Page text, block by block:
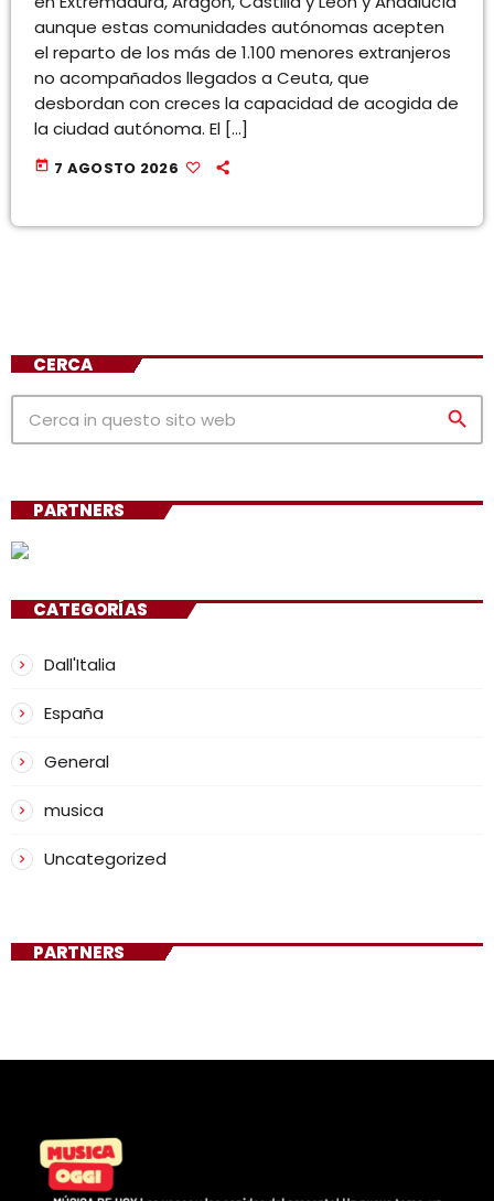
aunque estas comunidades autónomas acepten
el reparto de los más de 1.100 menores extranjeros
no acompañados llegados a Ceuta, que
desbordan con creces la capacidad de acogida de
la ciudad autónoma. El […]
today 7 AGOSTO 2026
CERCA
search
PARTNERS
CATEGORÍAS
Dall'Italia
España
General
musica
Uncategorized
PARTNERS